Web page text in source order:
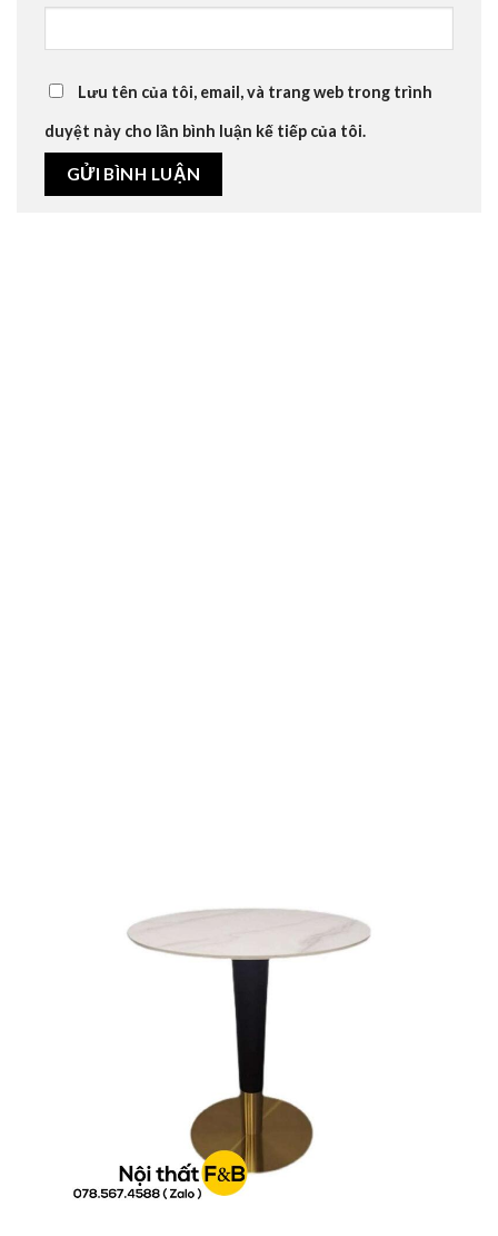
Lưu tên của tôi, email, và trang web trong trình
duyệt này cho lần bình luận kế tiếp của tôi.